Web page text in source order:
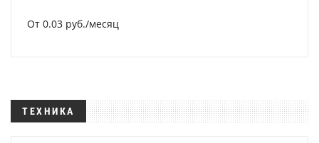
От 0.03 руб./месяц
ТЕХНИКА